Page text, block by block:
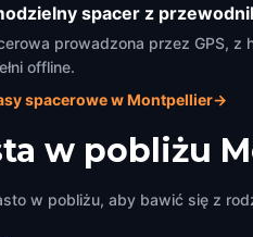
spacer z
prowadzona przez GPS, z
offline.
spacerowe w Montpellier→
w pobliżu
w pobliżu, aby bawić się z